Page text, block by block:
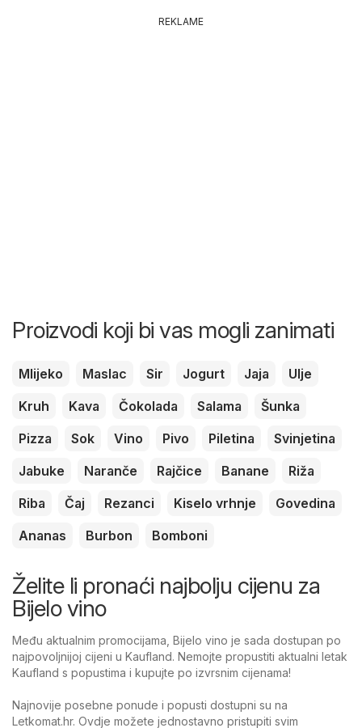
REKLAME
Proizvodi koji bi vas mogli zanimati
Mlijeko Maslac Sir Jogurt Jaja
Ulje
Kruh
Kava Čokolada Salama
Šunka
Pizza
Sok Vino Pivo Piletina
Svinjetina
Jabuke
Naranče Rajčice Banane
Riža
Riba
Čaj Rezanci Kiselo vrhnje
Govedina
Ananas
Burbon Bomboni
Želite li pronaći najbolju cijenu za
Bijelo vino
Među aktualnim promocijama, Bijelo vino je sada dostupan po
najpovoljnijoj cijeni u Kaufland. Nemojte propustiti aktualni letak
Kaufland s popustima i kupujte po izvrsnim cijenama!
Najnovije posebne ponude i popusti dostupni su na
Letkomat.hr. Ovdje možete jednostavno pristupiti svim